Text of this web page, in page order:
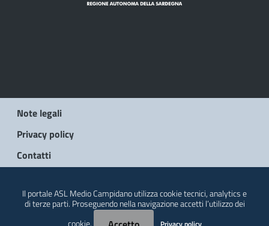
Note legali
Privacy policy
Contatti
Il portale ASL Medio Campidano utilizza cookie tecnici, analytics e
di terze parti. Proseguendo nella navigazione accetti l’utilizzo dei